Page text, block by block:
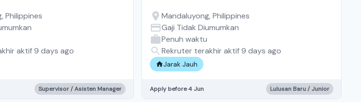
Philippines
aktif 9 days ago
Supervisor / Asisten Manager
Mandaluyong, Philippines
Gaji Tidak Diumumkan
Penuh waktu
Rekruter terakhir aktif 9 days ago
Jarak Jauh
Apply before 4 Jun Lulusan Baru / Junior